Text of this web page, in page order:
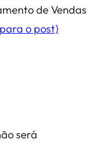
de Vendas
o post)
será